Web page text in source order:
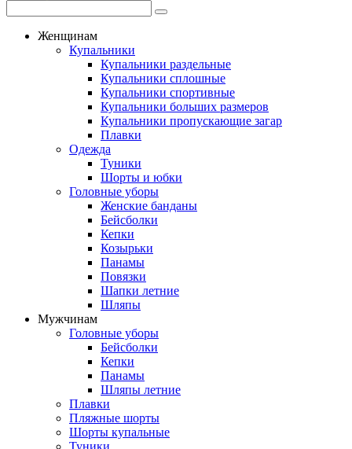
Женщинам
Купальники
Купальники раздельные
Купальники сплошные
Купальники спортивные
Купальники больших размеров
Купальники пропускающие загар
Плавки
Одежда
Туники
Шорты и юбки
Головные уборы
Женские банданы
Бейсболки
Кепки
Козырьки
Панамы
Повязки
Шапки летние
Шляпы
Мужчинам
Головные уборы
Бейсболки
Кепки
Панамы
Шляпы летние
Плавки
Пляжные шорты
Шорты купальные
Туники